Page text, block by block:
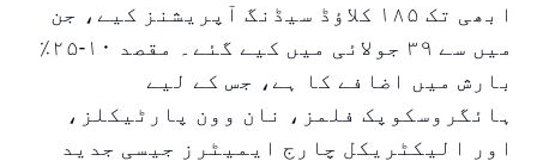
ابھی تک ۱۸۵ کلاؤڈ سیڈنگ آپریشنز کیے، جن
میں سے ۳۹ جولائی میں کیے گئے۔ مقصد ۱۰-۲۵٪
بارش میں اضافے کا ہے، جس کے لیے
ہائگروسکوپک فلمز، نان وون پارٹیکلز،
اور الیکٹریکل چارج ایمیٹرز جیسی جدید